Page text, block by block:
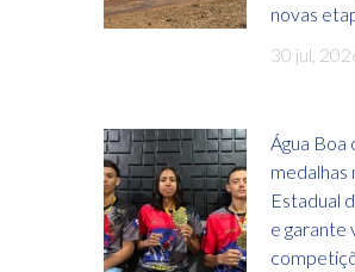
novas
30 jul,
Água Boa
medalhas
Estadual
e garante